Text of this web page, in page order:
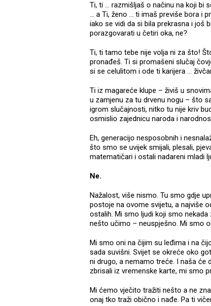
Ti, ti … razmišljaš o načinu na koji bi
… a Ti, ženo … ti imaš previše bora i
iako se vidi da si bila prekrasna i još
porazgovarati u četiri oka, ne?
Ti, ti tamo tebe nije volja ni za što!
pronađeš. Ti si promašeni slučaj
si se celulitom i ode ti karijera …
Ti iz magareće klupe – živiš u
u zamjenu za tu drvenu nogu – što
igrom slučajnosti, nitko tu nije kriv
osmislio zajednicu naroda i
Eh, generacijo nesposobnih i
što smo se uvijek smijali, plesali,
matematičari i ostali nadareni mladi
Ne.
Nažalost, više nismo. Tu smo gdje
postoje na ovome svijetu, a najviše
ostalih. Mi smo ljudi koji smo
nešto učimo – neuspješno. Mi smo
Mi smo oni na čijim su leđima i na
sada suvišni. Svijet se okreće oko
ni drugo, a nemamo treće. I naša će
zbrisali iz vremenske karte, mi smo
Mi ćemo vječito tražiti nešto a ne
onaj tko traži obično i nađe. Pa ti